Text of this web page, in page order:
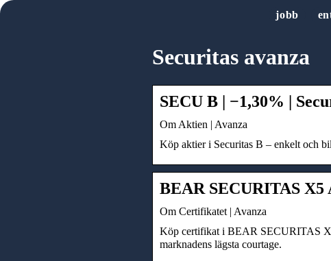
jobb
Securitas avanza
SECU B | −1,30% |
Om Aktien | Avanza
Köp aktier i Securitas B – enkelt och
BEAR SECURITAS X5
Om Certifikatet | Avanza
Köp certifikat i BEAR SECURITAS
marknadens lägsta courtage.